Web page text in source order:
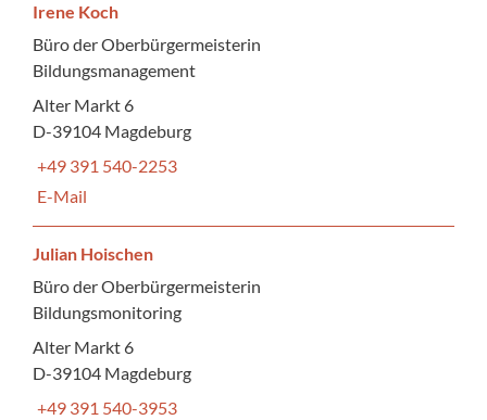
Irene Koch
Büro der Oberbürgermeisterin
Bildungsmanagement
Alter Markt 6
D-39104 Magdeburg
+49 391 540-2253
E-Mail
Julian Hoischen
Büro der Oberbürgermeisterin
Bildungsmonitoring
Alter Markt 6
D-39104 Magdeburg
+49 391 540-3953